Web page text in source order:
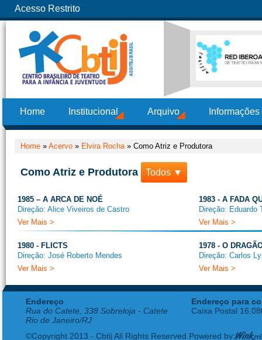
Acesso Restrito
Home Institucional Arquivo
Home » Acervo » Elvira Rocha» Como Atriz e Produtora
Como Atriz e Produtora Todos ▼
1985 – A ARCA DE NOÉ
Direção: Alice Viveiros de Castro
Ver Mais >
1983 - A FADA
Direção: Eduardo
Ver Mais >
1980 - FLICTS
Direção: José Roberto Mendes
Ver Mais >
1978 - O
Direção: Carlos
Ver Mais >
Endereço
Rua do Catete, 338 Sobreloja - Catete
Rio de Janeiro/RJ
Endereço para
Caixa Postal
©Copyright 2013 - Cbtij All Rights Reserved Powered by: